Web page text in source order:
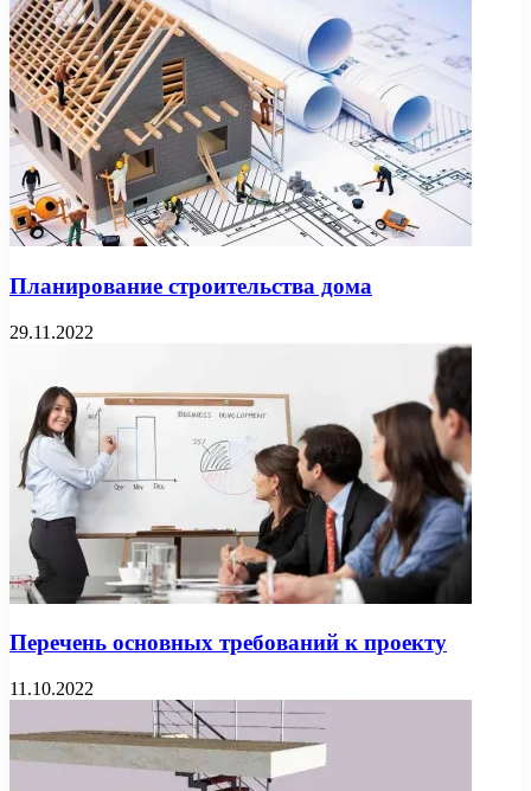
Планирование строительства дома
29.11.2022
Перечень основных требований к проекту
11.10.2022